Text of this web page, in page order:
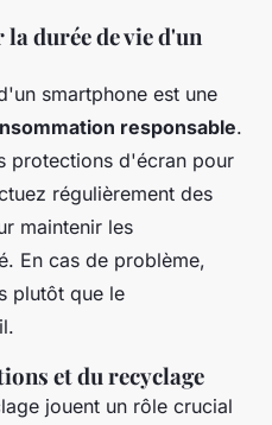
durée de vie d'un
smartphone est une
responsable.
protections d'écran pour
régulièrement des
maintenir les
En cas de problème,
plutôt que le
et du recyclage
jouent un rôle crucial